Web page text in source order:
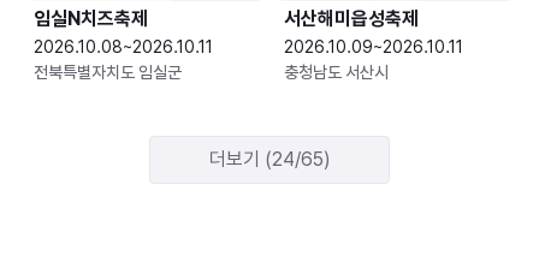
임실N치즈축제
2026.10.08~2026.10.11
전북특별자치도 임실군
서산해미읍성축제
2026.10.09~2026.10.11
충청남도 서산시
더보기 (24/65)